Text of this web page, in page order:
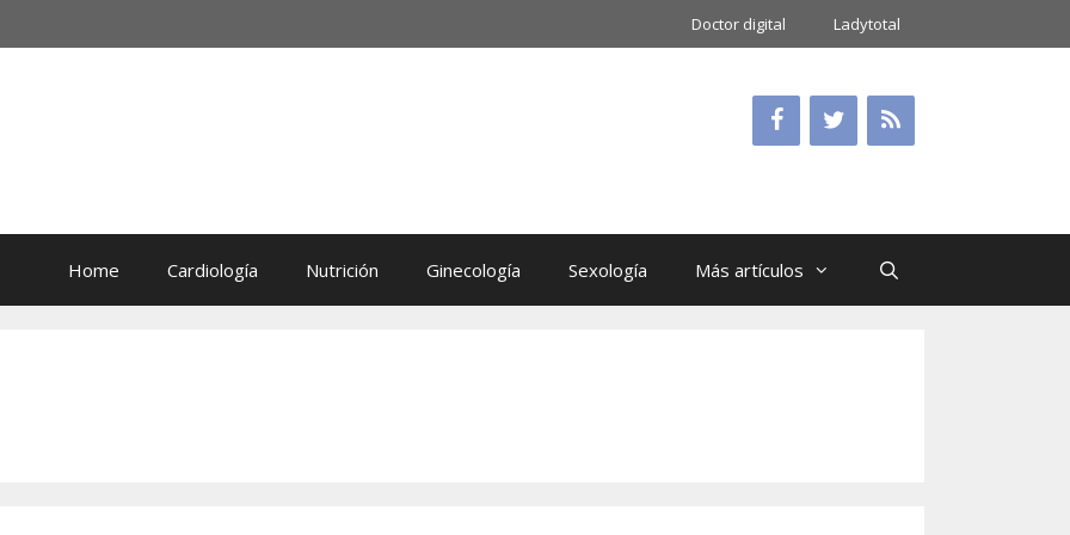
Doctor digital Ladytotal
Home Cardiología Nutrición Ginecología Sexología Más artículos